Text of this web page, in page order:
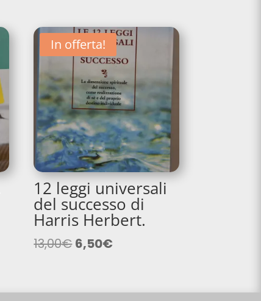
In offerta!
12 leggi universali
del successo di
Harris Herbert.
13,00€ Il
era:
6,50€
è: